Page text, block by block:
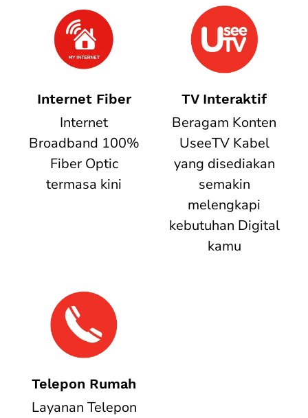
Internet Fiber
Internet
Broadband 100%
Fiber Optic
termasa kini
TV Interaktif
Beragam Konten
UseeTV Kabel
yang disediakan
semakin
melengkapi
kebutuhan Digital
kamu
Telepon Rumah
Layanan Telepon